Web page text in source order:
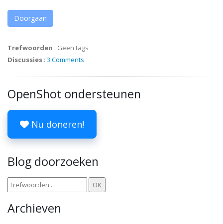
Doorgaan
Trefwoorden : Geen tags
Discussies : 3 Comments
OpenShot ondersteunen
Nu doneren!
Blog doorzoeken
Archieven